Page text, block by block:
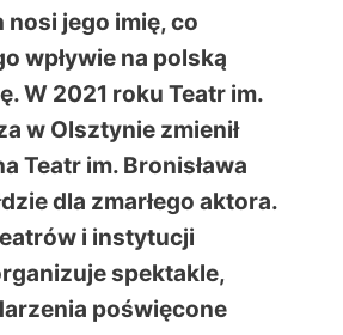
jego imię, co
wpływie na polską
W 2021 roku Teatr im.
w Olsztynie zmienił
Teatr im. Bronisława
dla zmarłego aktora.
i instytucji
spektakle,
poświęcone